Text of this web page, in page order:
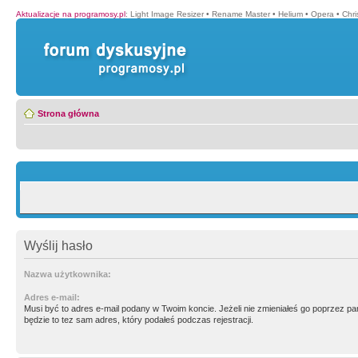
Aktualizacje na programosy.pl: Light Image Resizer • Rename Master • Helium • Opera •
Strona główna
Wyślij hasło
Nazwa użytkownika:
Adres e-mail:
Musi być to adres e-mail podany w Twoim koncie. Jeżeli nie zmieniałeś go poprzez
będzie to tez sam adres, który podałeś podczas rejestracji.